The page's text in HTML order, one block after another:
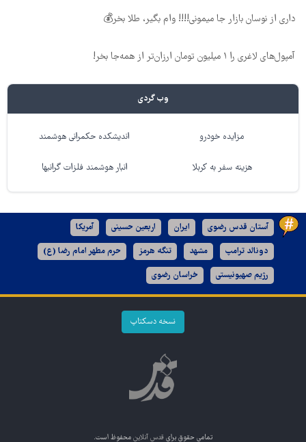
داری از نوسان بازار جا میمونی!!!! وام بگیر، طلا بخر💰
آمپول‌های لاغری را ۱ میلیون تومان ارزان‌تر از همه‌جا بخر!
وب گردی
مزایده خودرو اندیشکده حکمرانی هوشمند
هزینه سفر به کربلا انبار هوشمند فلزات گرانبها
آستان قدس رضوی ایران اربعین حسینی آمریکا
دونالد ترامپ مشهد تنگه هرمز حرم مطهر امام رضا (ع)
رژیم صهیونیستی خراسان رضوی
نسخه دسکتاپ
تمامی حقوق برای قدس آنلاین محفوظ است.